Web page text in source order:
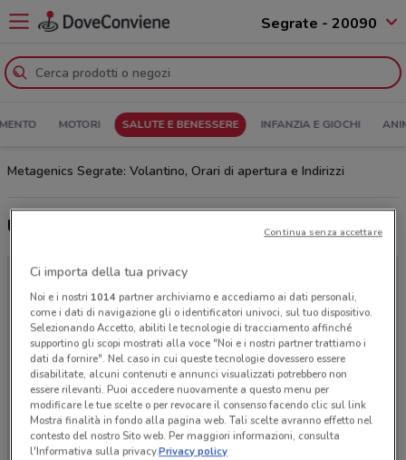
Segrate - 20090
MOTORI SALUTE E BENESSERE INFANZIA E GIOCHI
Metagenics Segrate: Volantino, Orari di apertura e Indirizzi
Ultime offerte del volantino Metagenics
Ci importa della tua privacy
Noi e i nostri 1014partner archiviamo e accediamo ai dati personali,
come i dati di navigazione gli o identificatori univoci, sul tuo dispositivo.
Selezionando Accetto, abiliti le tecnologie di tracciamento affinché
supportino gli scopi mostrati alla voce "Noi e i nostri partner trattiamo i
dati da fornire". Nel caso in cui queste tecnologie dovessero essere
disabilitate, alcuni contenuti e annunci visualizzati potrebbero non
essere rilevanti. Puoi accedere nuovamente a questo menu per
modificare le tue scelte o per revocare il consenso facendo clic sul link
Mostra finalità in fondo alla pagina web. Tali scelte avranno effetto nel
contesto del nostro Sito web. Per maggiori informazioni, consulta
l'Informativa sulla privacy.Privacy policy
Continua senza accettare